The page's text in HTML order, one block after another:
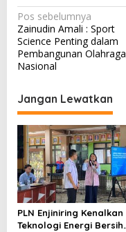
N
a
v
i
g
a
s
i
p
o
s
Pos sebelumnya
Zainudin Amali : Sport
Science Penting dalam
Pembangunan Olahraga
Nasional
Jangan Lewatkan
PLN Enjiniring Kenalkan
Teknologi Energi Bersih